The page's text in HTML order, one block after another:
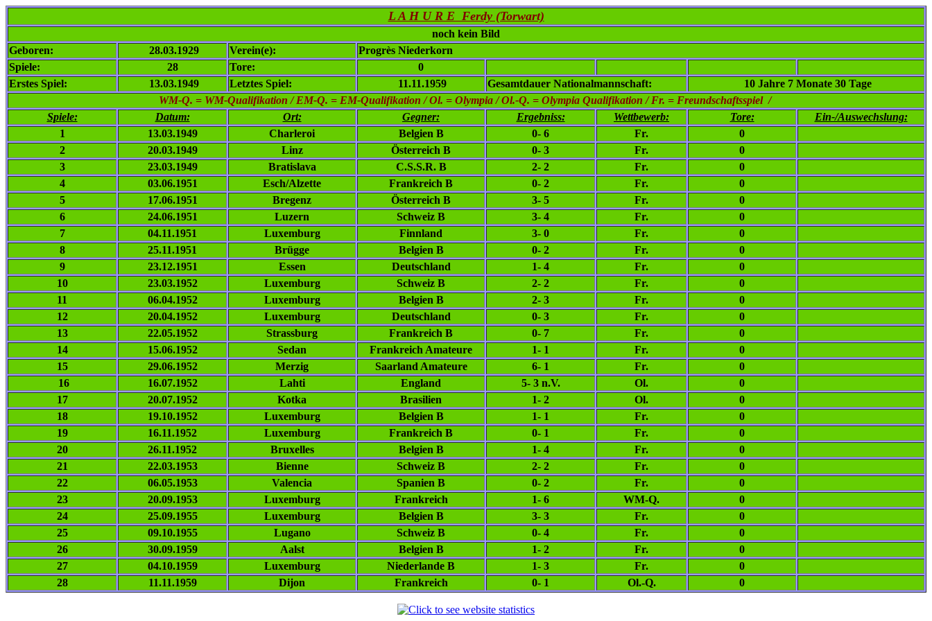
L A H U R E Ferdy (Torwart)
noch kein Bild
Geboren:
28.03.1929 Verein(e):
Progrès Niederkorn
Spiele:
28 Tore:
0
Erstes Spiel:
13.03.1949 Letztes Spiel: 11.11.1959 Gesamtdauer Nationalmannschaft:
10 Jahre 7 Monate 30 Tage
WM-Q. = WM-Qualifikation / EM-Q. = EM-Qualifikation / Ol. = Olympia / Ol.-Q. = Olympia Qualifikation / Fr. = Freundschaftsspiel /
Spiele:
Datum: Ort: Gegner: Ergebniss: Wettbewerb: Tore:
Ein-/Auswechslung:
1
13.03.1949 Charleroi Belgien B 0- 6 Fr.
0
2
20.03.1949 Linz Österreich B 0- 3 Fr.
0
3
23.03.1949 Bratislava C.S.S.R. B 2- 2 Fr.
0
4
03.06.1951 Esch/Alzette Frankreich B 0- 2 Fr.
0
5
17.06.1951 Bregenz Österreich B 3- 5 Fr.
0
6
24.06.1951 Luzern Schweiz B 3- 4 Fr.
0
7
04.11.1951 Luxemburg Finnland 3- 0 Fr.
0
8
25.11.1951 Brügge Belgien B 0- 2 Fr.
0
9
23.12.1951 Essen Deutschland 1- 4 Fr.
0
10
23.03.1952 Luxemburg Schweiz B 2- 2 Fr.
0
11
06.04.1952 Luxemburg Belgien B 2- 3 Fr.
0
12
20.04.1952 Luxemburg Deutschland 0- 3 Fr.
0
13
22.05.1952 Strassburg Frankreich B 0- 7 Fr.
0
14
15.06.1952 Sedan Frankreich Amateure 1- 1 Fr.
0
15
29.06.1952 Merzig Saarland Amateure 6- 1 Fr.
0
16
16.07.1952 Lahti England 5- 3 n.V. Ol.
0
17
20.07.1952 Kotka Brasilien 1- 2 Ol.
0
18
19.10.1952 Luxemburg Belgien B 1- 1 Fr.
0
19
16.11.1952 Luxemburg Frankreich B 0- 1 Fr.
0
20
26.11.1952 Bruxelles Belgien B 1- 4 Fr.
0
21
22.03.1953 Bienne Schweiz B 2- 2 Fr.
0
22
06.05.1953 Valencia Spanien B 0- 2 Fr.
0
23
20.09.1953 Luxemburg Frankreich 1- 6 WM-Q.
0
24
25.09.1955 Luxemburg Belgien B 3- 3 Fr.
0
25
09.10.1955 Lugano Schweiz B 0- 4 Fr.
0
26
30.09.1959 Aalst Belgien B 1- 2 Fr.
0
27
04.10.1959 Luxemburg Niederlande B 1- 3 Fr.
0
28
11.11.1959 Dijon Frankreich 0- 1 Ol.-Q. 0